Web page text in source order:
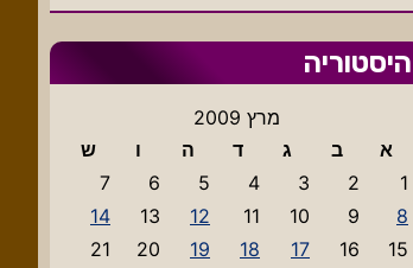
היסטוריה
מרץ 2009
א
ב ג ד ה ו
ש
1
2
3
4
5
6
7
8
9
10
11
12
13
14
15
16
17
18
19
20
21